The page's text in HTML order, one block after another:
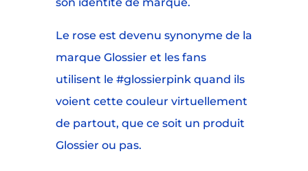
son identité de marque.
Le rose est devenu synonyme de la
marque Glossier et les fans
utilisent le #glossierpink quand ils
voient cette couleur virtuellement
de partout, que ce soit un produit
Glossier ou pas.